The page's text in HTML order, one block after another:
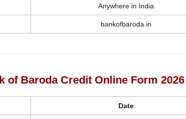
Anywhere in India
bankofbaroda.in
of Baroda Credit Online Form 2026
Date